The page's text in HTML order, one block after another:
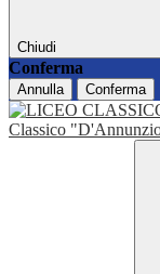
Chiudi
Conferma
Annulla Conferma
Classico